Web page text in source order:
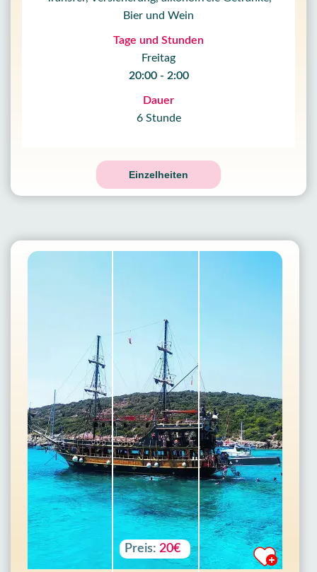
Bier und Wein
Tage und Stunden
Freitag
20:00 - 2:00
Dauer
6 Stunde
Einzelheiten
Preis: 20€